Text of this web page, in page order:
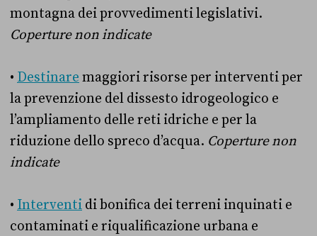
montagna dei provvedimenti legislativi.
Coperture non indicate
• Destinare maggiori risorse per interventi per
la prevenzione del dissesto idrogeologico e
l’ampliamento delle reti idriche e per la
riduzione dello spreco d’acqua. Coperture non
indicate
• Interventi di bonifica dei terreni inquinati e
contaminati e riqualificazione urbana e